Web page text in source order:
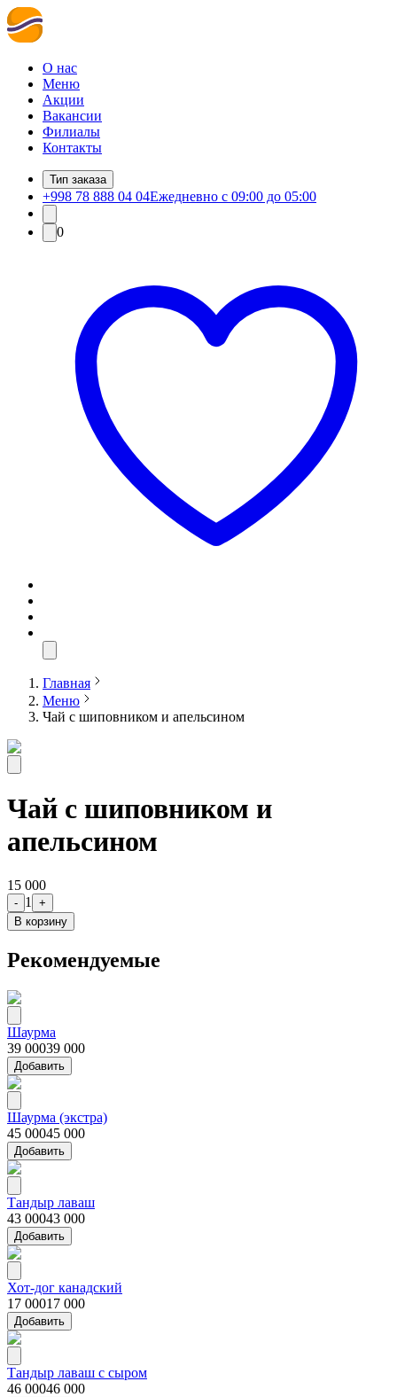
О нас
Меню
Акции
Вакансии
Филиалы
Контакты
Тип заказа
+998 78 888 04 04Ежедневно с 09:00 до 05:00
0
Главная
Меню
Чай с шиповником и апельсином
Чай с шиповником и
апельсином
15 000
- 1
+
В корзину
Рекомендуемые
Шаурма
39 00039 000
Добавить
Шаурма (экстра)
45 00045 000
Добавить
Тандыр лаваш
43 00043 000
Добавить
Хот-дог канадский
17 00017 000
Добавить
Тандыр лаваш с сыром
46 00046 000